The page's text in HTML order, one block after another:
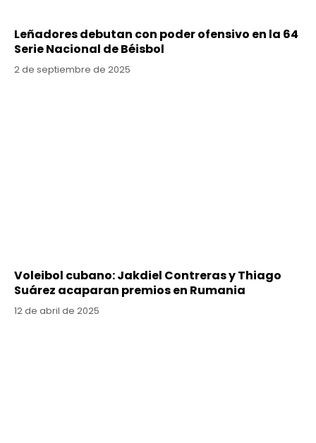
Leñadores debutan con poder ofensivo en la 64
Serie Nacional de Béisbol
2 de septiembre de 2025
Voleibol cubano: Jakdiel Contreras y Thiago
Suárez acaparan premios en Rumania
12 de abril de 2025